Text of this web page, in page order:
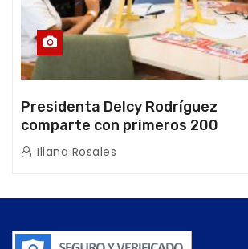
Presidenta Delcy Rodríguez
comparte con primeros 200
beneficiarios de la nueva Casa de
los Abuelos “La Primavera” en
Iliana Rosales